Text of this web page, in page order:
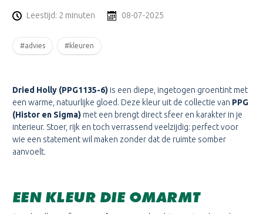
Leestijd: 2 minuten 08-07-2025
#advies #kleuren
Dried Holly (PPG1135-6) is een diepe, ingetogen groentint met
een warme, natuurlijke gloed. Deze kleur uit de collectie van PPG
(Histor en Sigma) met een brengt direct sfeer en karakter in je
interieur. Stoer, rijk en toch verrassend veelzijdig: perfect voor
wie een statement wil maken zonder dat de ruimte somber
aanvoelt.
EEN KLEUR DIE OMARMT